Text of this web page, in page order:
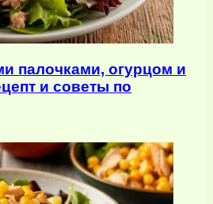
палочками, огурцом и
и советы по